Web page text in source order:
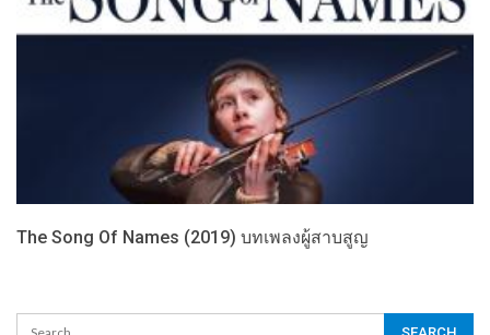
The Song Of Names (2019) บทเพลงผู้สาบสูญ